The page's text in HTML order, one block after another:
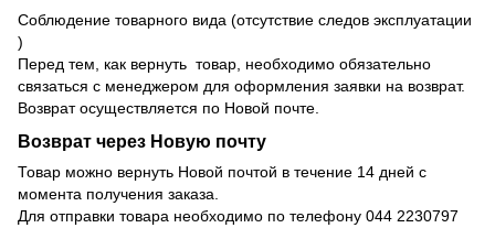
Соблюдение товарного вида (отсутствие следов эксплуатации
)
Перед тем, как вернуть товар, необходимо обязательно
связаться с менеджером для оформления заявки на возврат.
Возврат осуществляется по Новой почте.
Возврат через Новую почту
Товар можно вернуть Новой почтой в течение 14 дней с
момента получения заказа.
Для отправки товара необходимо по телефону 044 2230797